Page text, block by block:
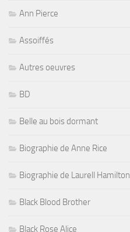
Ann Pierce
Assoiffés
Autres oeuvres
BD
Belle au bois dormant
Biographie de Anne Rice
Biographie de Laurell Hamilton
Black Blood Brother
Black Rose Alice